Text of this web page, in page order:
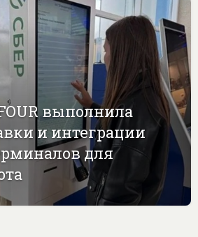
выполнила
и интеграции
для